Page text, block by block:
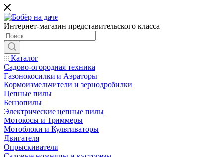
Интернет-магазин представительского класса
Каталог
Садово-огородная техника
Газонокосилки и Аэраторы
Кормоизмельчители и зернодробилки
Цепные пилы
Бензопилы
Электрические цепные пилы
Мотокосы и Триммеры
Мотоблоки и Культиваторы
Двигателя
Опрыскиватели